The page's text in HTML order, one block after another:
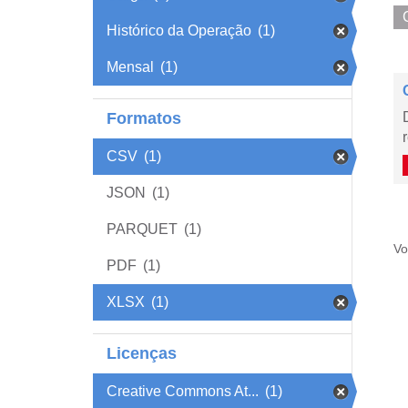
Histórico da Operação (1)
Mensal (1)
Formatos
CSV (1)
JSON (1)
PARQUET (1)
PDF (1)
XLSX (1)
Licenças
Creative Commons At... (1)